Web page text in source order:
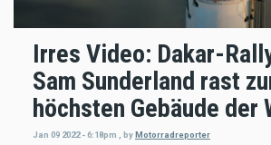
Irres Video: Dakar-
Sam Sunderland rast
höchsten Gebäude der
Jan 09 2022 - 6:18pm , by Motorradreporter